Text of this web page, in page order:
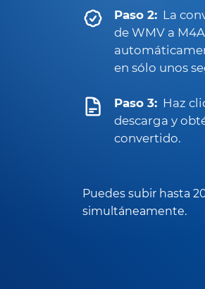
Paso 2: La
de WMV a
en sólo unos
Paso 3: Haz
descarga y
convertido.
Puedes subir hasta
simultáneamente.